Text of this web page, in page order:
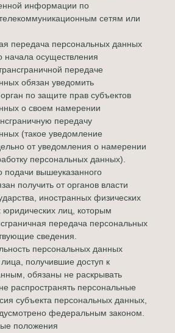
информации по
сетям или
передача персональных данных
начала осуществления
передаче
обязан уведомить
по защите прав субъектов
о своем намерении
передачу
(такое уведомление
от уведомления о намерении
персональных данных).
подачи вышеуказанного
получить от органов власти
иностранных физических
юридических лиц, которым
передача персональных
сведения.
персональных данных
получившие доступ к
обязаны не раскрывать
распространять персональные
субъекта персональных данных,
федеральным законом.
положения